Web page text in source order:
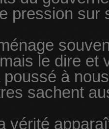
pression sur
le dire et
poussé à
sachent
vérité